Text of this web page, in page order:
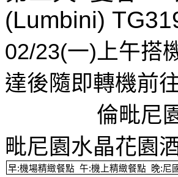
(Lumbini)
02/23(一)上午搭
達後隨即轉機前
倫毗尼
毗尼園水晶花園
早:機場精緻餐點 午:機上精緻餐點 晚:尼